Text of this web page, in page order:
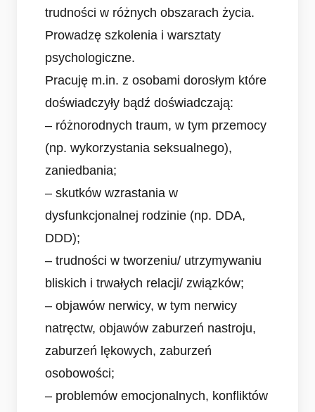
trudności w różnych obszarach życia.
Prowadzę szkolenia i warsztaty
psychologiczne.
Pracuję m.in. z osobami dorosłym które
doświadczyły bądź doświadczają:
– różnorodnych traum, w tym przemocy
(np. wykorzystania seksualnego),
zaniedbania;
– skutków wzrastania w
dysfunkcjonalnej rodzinie (np. DDA,
DDD);
– trudności w tworzeniu/ utrzymywaniu
bliskich i trwałych relacji/ związków;
– objawów nerwicy, w tym nerwicy
natręctw, objawów zaburzeń nastroju,
zaburzeń lękowych, zaburzeń
osobowości;
– problemów emocjonalnych, konfliktów